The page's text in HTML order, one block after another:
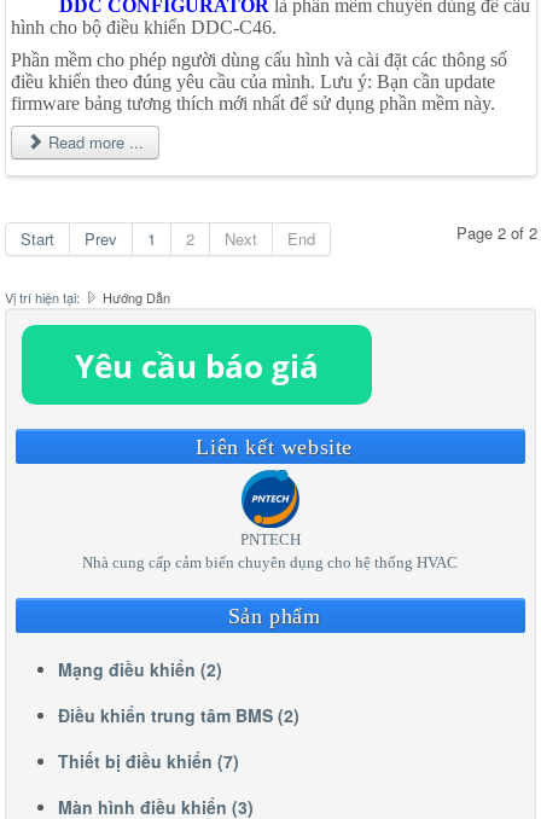
DDC CONFIGURATOR là phần mềm chuyên dùng để cấu
hình cho bộ điều khiển DDC-C46.
Phần mềm cho phép người dùng cấu hình và cài đặt các thông số
điều khiển theo đúng yêu cầu của mình. Lưu ý: Bạn cần update
firmware bảng tương thích mới nhất để sử dụng phần mềm này.
Read more ...
Page 2 of 2
Start Prev 1 2 Next End
Vị trí hiện tại: Hướng Dẫn
Liên kết website
PNTECH
Nhà cung cấp cảm biến chuyên dụng cho hệ thống HVAC
Sản phẩm
Mạng điều khiển (2)
Điều khiển trung tâm BMS (2)
Thiết bị điều khiển (7)
Màn hình điều khiển (3)